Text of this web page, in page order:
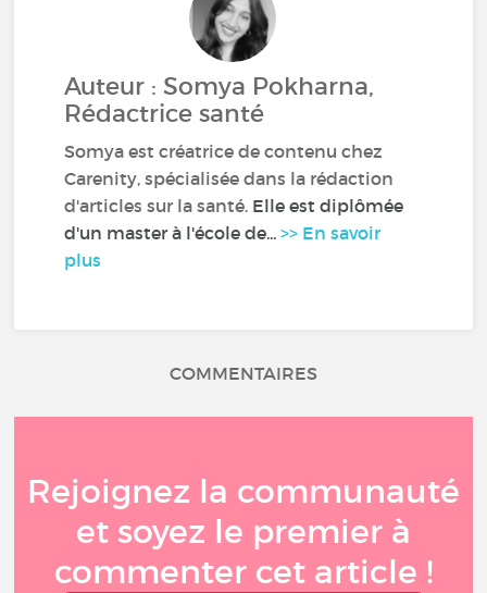
Auteur : Somya Pokharna,
Rédactrice santé
Somya est créatrice de contenu chez
Carenity, spécialisée dans la rédaction
d'articles sur la santé. Elle est diplômée
d'un master à l'école de...>> En savoir
plus
COMMENTAIRES
Rejoignez la communauté
et soyez le premier à
commenter cet article !